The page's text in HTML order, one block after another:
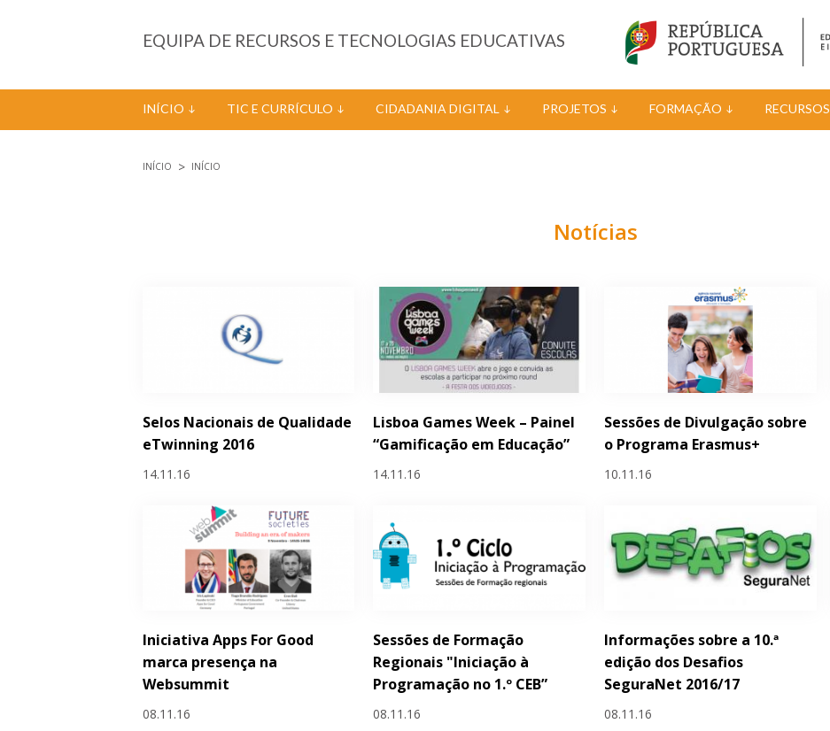
EQUIPA DE RECURSOS E TECNOLOGIAS EDUCATIVAS
INÍCIO TIC E CURRÍCULO CIDADANIA DIGITAL PROJETOS FORMAÇÃO RECURSOS
INÍCIO INÍCIO
Notícias
Selos Nacionais de Qualidade
eTwinning 2016
14.11.16
Lisboa Games Week – Painel
“Gamificação em Educação”
14.11.16
Sessões de Divulgação sobre
o Programa Erasmus+
10.11.16
Iniciativa Apps For Good
marca presença na
Websummit
08.11.16
Sessões de Formação
Regionais "Iniciação à
Programação no 1.º CEB”
08.11.16
Informações sobre a 10.ª
edição dos Desafios
SeguraNet 2016/17
08.11.16
Páginas